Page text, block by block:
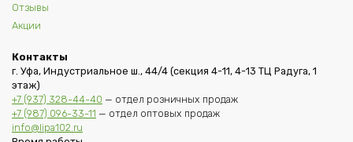
Отзывы
Акции
Контакты
г. Уфа, Индустриальное ш., 44/4 (секция 4-11, 4-13 ТЦ Радуга, 1
этаж)
+7 (937) 328-44-40 — отдел розничных продаж
+7 (987) 096-33-11 — отдел оптовых продаж
info@lipa102.ru